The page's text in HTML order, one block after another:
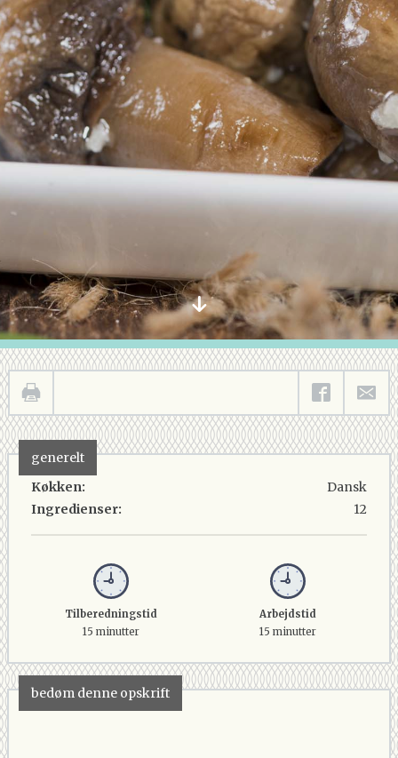
generelt
Køkken:
Ingredienser:
Dansk
12
Tilberedningstid
15 minutter
Arbejdstid
15 minutter
bedøm denne opskrift